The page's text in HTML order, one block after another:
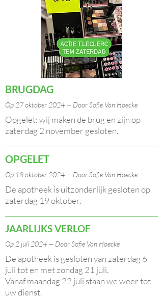
BRUGDAG
Op 27 oktober 2024 — Door Sofie Van Hoecke
Opgelet: wij maken de brug en zijn op
zaterdag 2 november gesloten.
OPGELET
Op 18 oktober 2024 — Door Sofie Van Hoecke
De apotheek is uitzonderlijk gesloten op
zaterdag 19 oktober.
JAARLIJKS VERLOF
Op 2 juli 2024 — Door Sofie Van Hoecke
De apotheek is gesloten van zaterdag 6
juli tot en met zondag 21 juli.
Vanaf maandag 22 juli staan we weer tot
uw dienst.